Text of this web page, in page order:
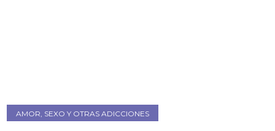
AMOR, SEXO Y OTRAS ADICCIONES